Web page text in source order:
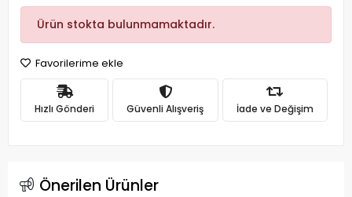
Ürün stokta bulunmamaktadır.
Favorilerime ekle
Hızlı Gönderi Güvenli Alışveriş İade ve Değişim
Önerilen Ürünler